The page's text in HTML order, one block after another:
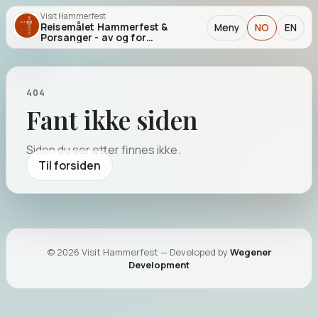
Visit Hammerfest
Reisemålet Hammerfest &
Porsanger - av og for
entusiaster!
Meny NO EN
OPPLEVELSER I REGIONEN
404
Fant ikke siden
Siden du ser etter finnes ikke.
Til forsiden
© 2026 Visit Hammerfest — Developed byWegener
Development